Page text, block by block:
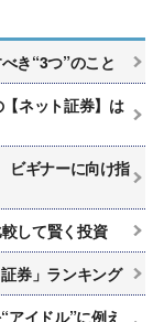
き“3つ”のこと
ネット証券】は
ビギナーに向け指
して賢く投資
券」ランキング
イドル”に例え